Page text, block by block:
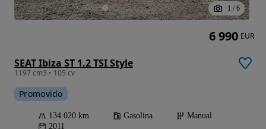
1 / 6
SEAT Ibiza ST 1.2 TSI Style
1197 cm3 • 105 cv
Promovido
134 020 km Gasolina
Manual
2011
6 990 EUR